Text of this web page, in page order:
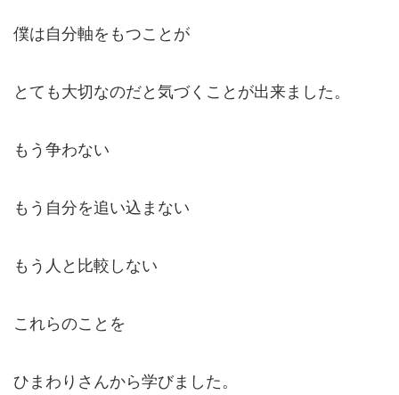
僕は自分軸をもつことが
とても大切なのだと気づくことが出来ました。
もう争わない
もう自分を追い込まない
もう人と比較しない
これらのことを
ひまわりさんから学びました。